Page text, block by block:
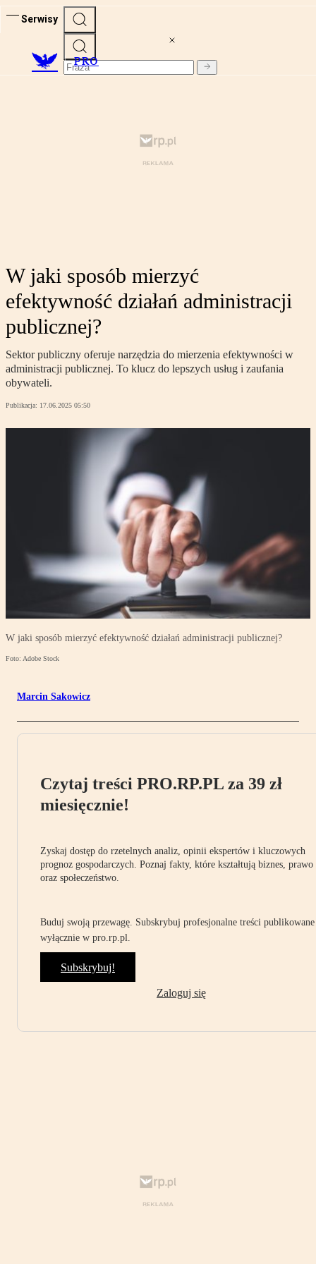
Serwisy
PRO
W jaki sposób mierzyć
efektywność działań administracji
publicznej?
Sektor publiczny oferuje narzędzia do mierzenia efektywności w
administracji publicznej. To klucz do lepszych usług i zaufania
obywateli.
Publikacja: 17.06.2025 05:50
W jaki sposób mierzyć efektywność działań administracji publicznej?
Foto: Adobe Stock
Marcin Sakowicz
Czytaj treści PRO.RP.PL za 39 zł
miesięcznie!
Zyskaj dostęp do rzetelnych analiz, opinii ekspertów i kluczowych
prognoz gospodarczych. Poznaj fakty, które kształtują biznes, prawo
oraz społeczeństwo.
Buduj swoją przewagę. Subskrybuj profesjonalne treści publikowane
wyłącznie w pro.rp.pl.
Subskrybuj!
Zaloguj się